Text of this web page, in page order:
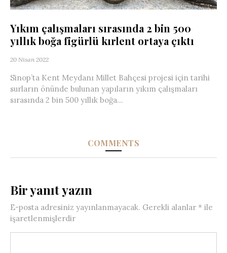
Yıkım çalışmaları sırasında 2 bin 500
yıllık boğa figürlü kırlent ortaya çıktı
20 Nisan 2022
Sinop’ta Kent Meydanı Millet Bahçesi projesi için tarihi
surların önünde bulunan yapıların yıkım çalışmaları
sırasında 2 bin 500 yıllık boğa...
COMMENTS
Bir yanıt yazın
E-posta adresiniz yayınlanmayacak. Gerekli alanlar * ile
işaretlenmişlerdir